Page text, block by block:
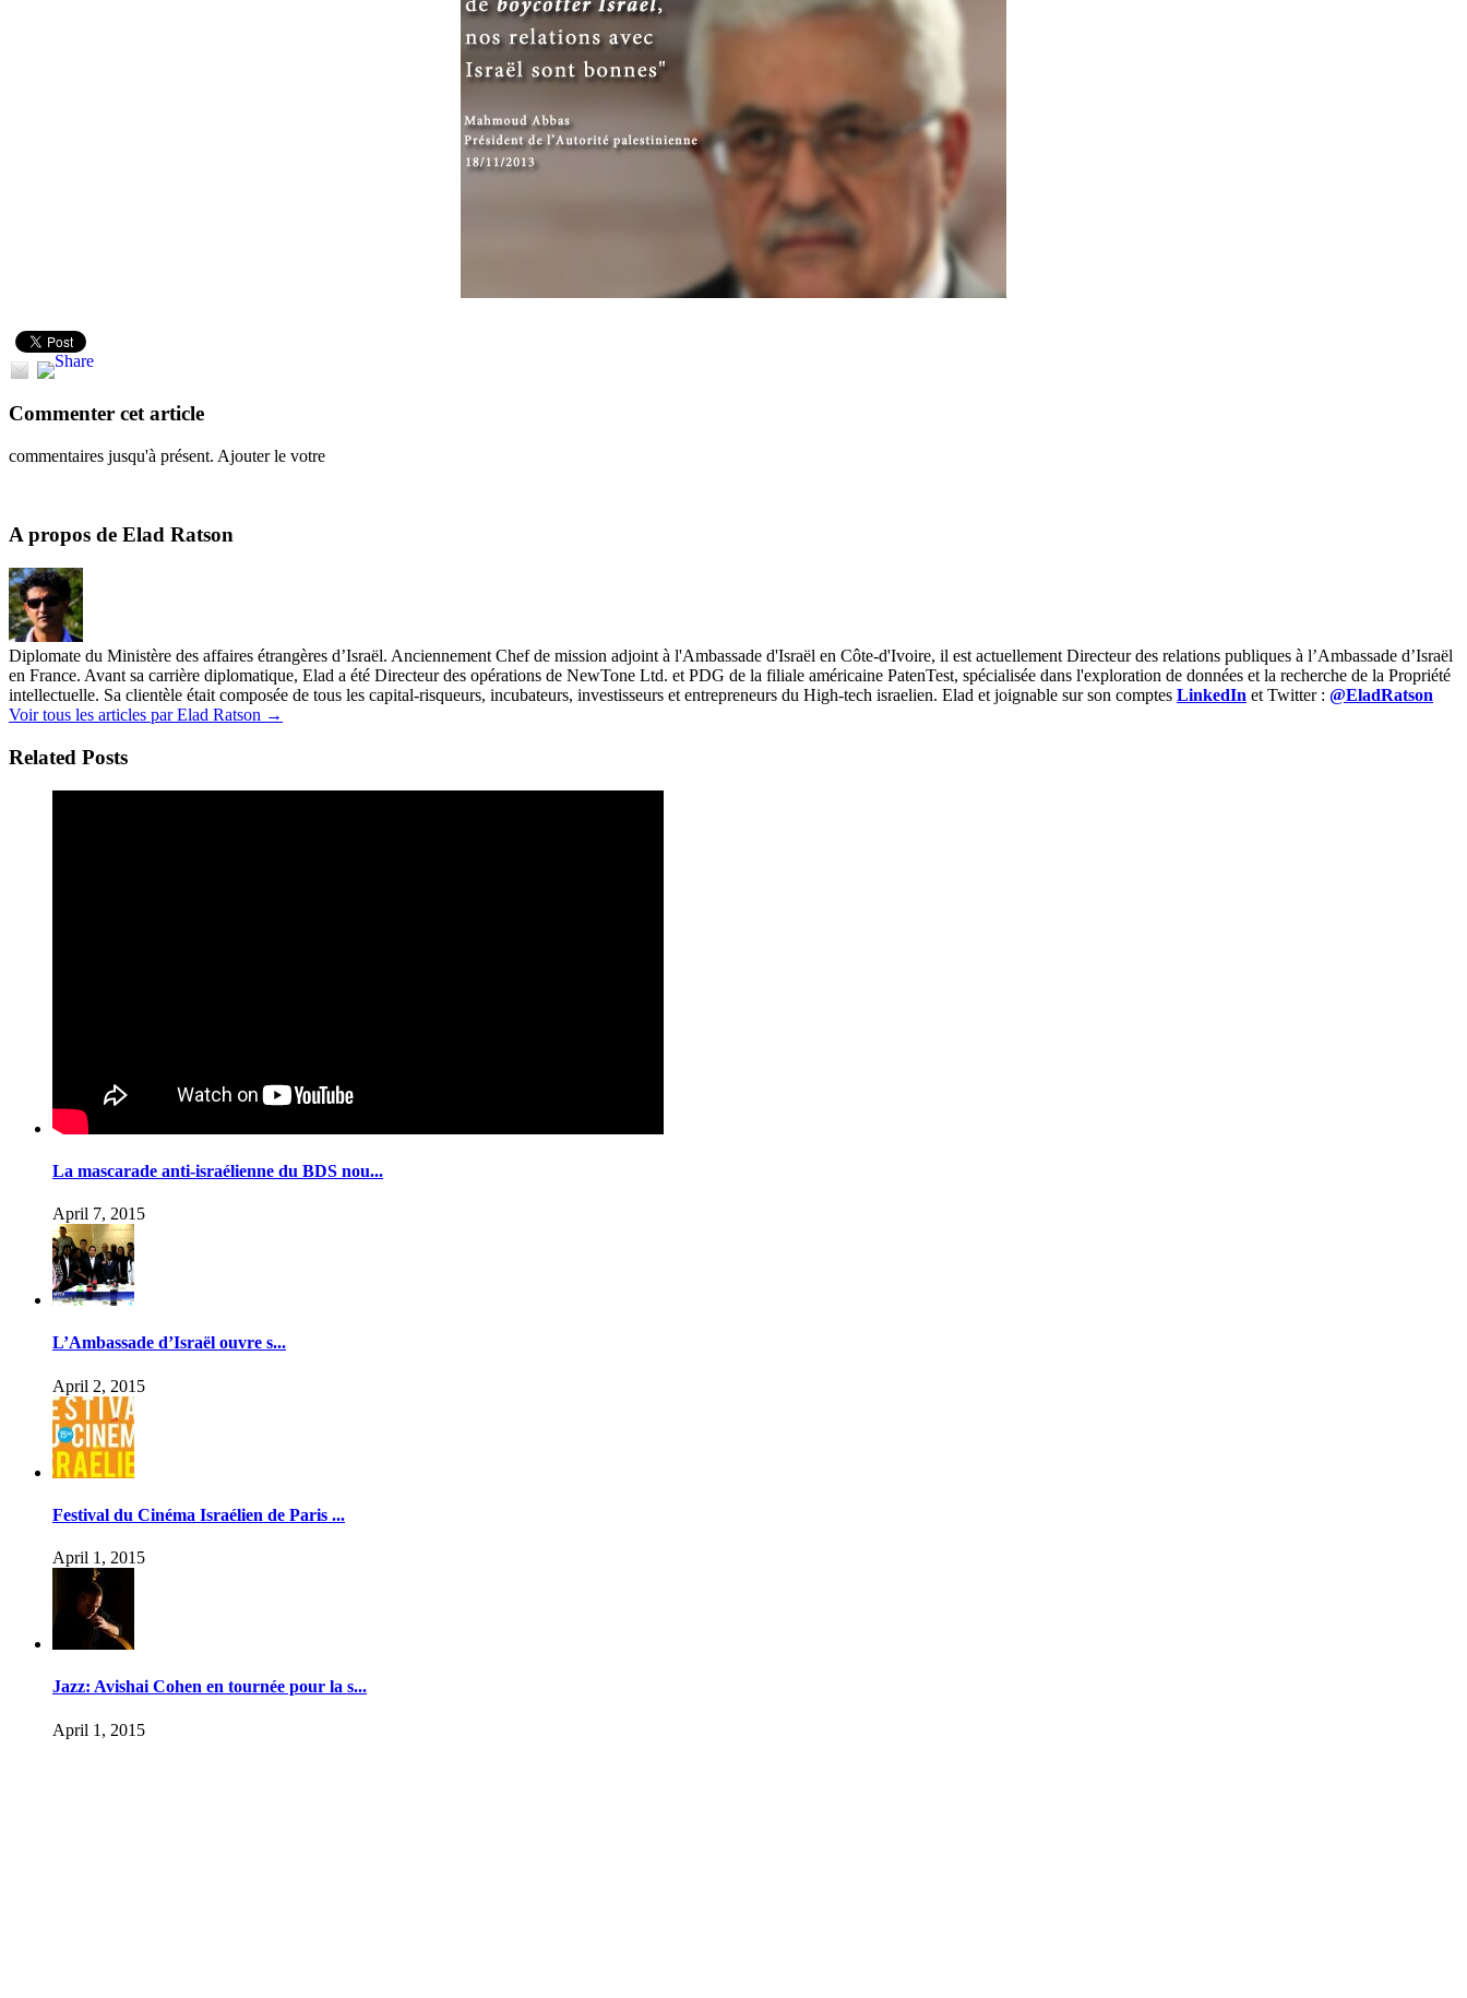
Commenter cet article
commentaires jusqu'à présent. Ajouter le votre
A propos de Elad Ratson
Diplomate du Ministère des affaires étrangères d’Israël. Anciennement Chef de mission adjoint à l'Ambassade d'Israël en Côte-d'Ivoire, il est actuellement Directeur des relations publiques à l’Ambassade d’Israël
en France. Avant sa carrière diplomatique, Elad a été Directeur des opérations de NewTone Ltd. et PDG de la filiale américaine PatenTest, spécialisée dans l'exploration de données et la recherche de la Propriété
intellectuelle. Sa clientèle était composée de tous les capital-risqueurs, incubateurs, investisseurs et entrepreneurs du High-tech israelien. Elad et joignable sur son comptes LinkedIn et Twitter : @EladRatson
Voir tous les articles par Elad Ratson →
Related Posts
La mascarade anti-israélienne du BDS nou...
April 7, 2015
L’Ambassade d’Israël ouvre s...
April 2, 2015
Festival du Cinéma Israélien de Paris ...
April 1, 2015
Jazz: Avishai Cohen en tournée pour la s...
April 1, 2015